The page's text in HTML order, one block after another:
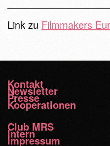
Link zu Filmmakers
Kontakt
Newsletter
Presse
Kooperationen
Club MRS
Intern
Impressum